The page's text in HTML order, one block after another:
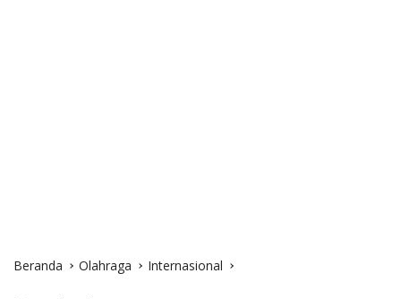
Beranda Olahraga Internasional